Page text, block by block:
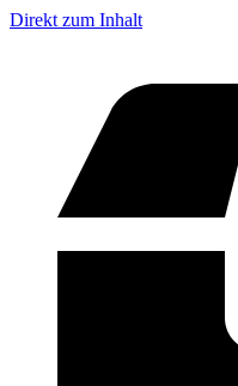
Direkt zum Inhalt